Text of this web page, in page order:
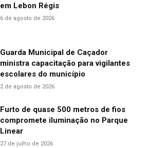
em Lebon Régis
6 de agosto de 2026
Guarda Municipal de Caçador
ministra capacitação para vigilantes
escolares do município
2 de agosto de 2026
Furto de quase 500 metros de fios
compromete iluminação no Parque
Linear
27 de julho de 2026